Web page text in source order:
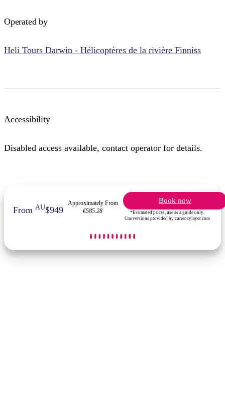
Operated by
Heli Tours Darwin - Hélicoptères de la rivière Finniss
Accessibility
Disabled access available, contact operator for details.
FromAU$949
Approximately From
€585.28
Book now
*Estimated prices, use as a guide only.
Conversions provided by currencylayer.com